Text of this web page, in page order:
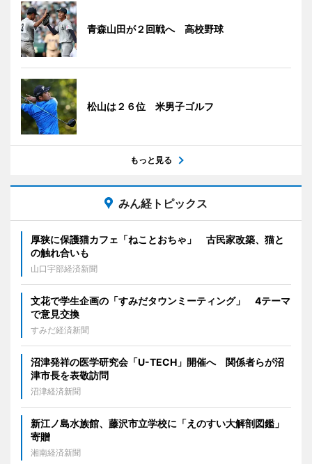
青森山田が２回戦へ 高校野球
松山は２６位 米男子ゴルフ
もっと見る
みん経トピックス
厚狭に保護猫カフェ「ねことおちゃ」 古民家改築、猫と
の触れ合いも
山口宇部経済新聞
文花で学生企画の「すみだタウンミーティング」 4テーマ
で意見交換
すみだ経済新聞
沼津発祥の医学研究会「U-TECH」開催へ 関係者らが沼
津市長を表敬訪問
沼津経済新聞
新江ノ島水族館、藤沢市立学校に「えのすい大解剖図鑑」
寄贈
湘南経済新聞